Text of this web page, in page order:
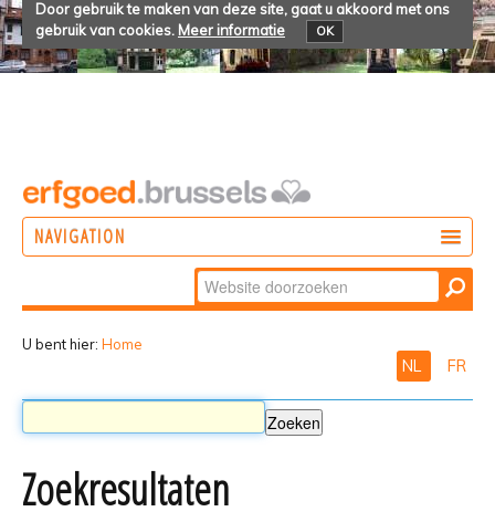
Door gebruik te maken van deze site, gaat u akkoord met ons
gebruik van cookies. Meer informatie OK
NAVIGATION
Zoek
Geavanceerd
U bent hier: Home
NL FR
Zoekresultaten